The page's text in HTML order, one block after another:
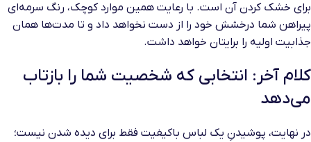
برای خشک کردن آن است. با رعایت همین موارد کوچک، رنگ سرمه‌ای
پیراهن شما درخشش خود را از دست نخواهد داد و تا مدت‌ها همان
جذابیت اولیه را برایتان خواهد داشت.
کلام آخر: انتخابی که شخصیت شما را بازتاب
می‌دهد
در نهایت، پوشیدنِ یک لباس باکیفیت فقط برای دیده شدن نیست؛